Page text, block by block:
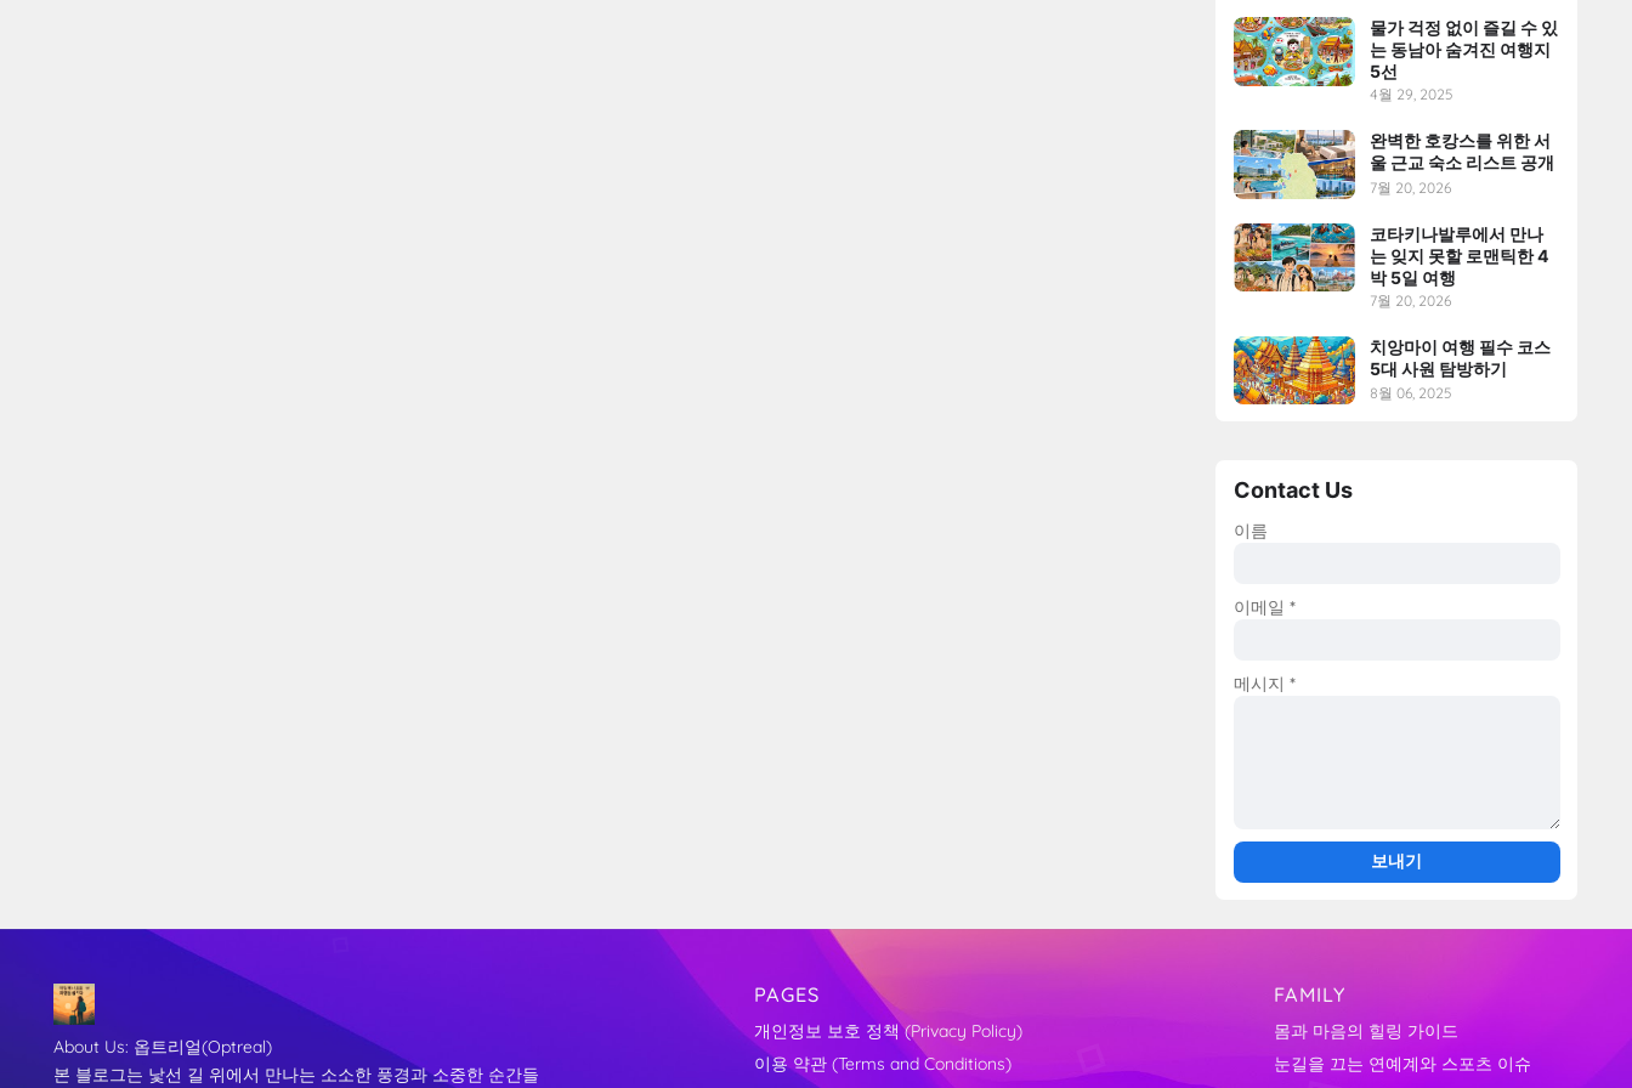
물가 걱정 없이 즐길 수 있
는 동남아 숨겨진 여행지
5선
4월 29, 2025
완벽한 호캉스를 위한 서
울 근교 숙소 리스트 공개
7월 20, 2026
코타키나발루에서 만나
는 잊지 못할 로맨틱한 4
박 5일 여행
7월 20, 2026
치앙마이 여행 필수 코스
5대 사원 탐방하기
8월 06, 2025
Contact Us
이름
이메일 *
메시지 *
About Us: 옵트리얼(Optreal)
본 블로그는 낯선 길 위에서 만나는 소소한 풍경과 소중한 순간들
PAGES
개인정보 보호 정책 (Privacy Policy)
이용 약관 (Terms and Conditions)
FAMILY
몸과 마음의 힐링 가이드
눈길을 끄는 연예계와 스포츠 이슈